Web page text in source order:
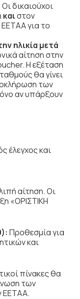
Οι δικαιούχοι
καιστον
για το
ηλικία μετά
αίτηση στην
Η εξέταση
θα γίνει
των
αν υπάρξουν
έλεγχος και
αίτηση. Οι
«ΟΡΙΣΤΙΚΗ
Προθεσμία για
και
πίνακες θα
των
ΕΕΤΑΑ.